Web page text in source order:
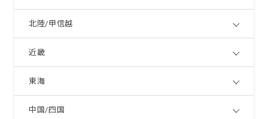
北陸/甲信越
近畿
東海
中国/四国